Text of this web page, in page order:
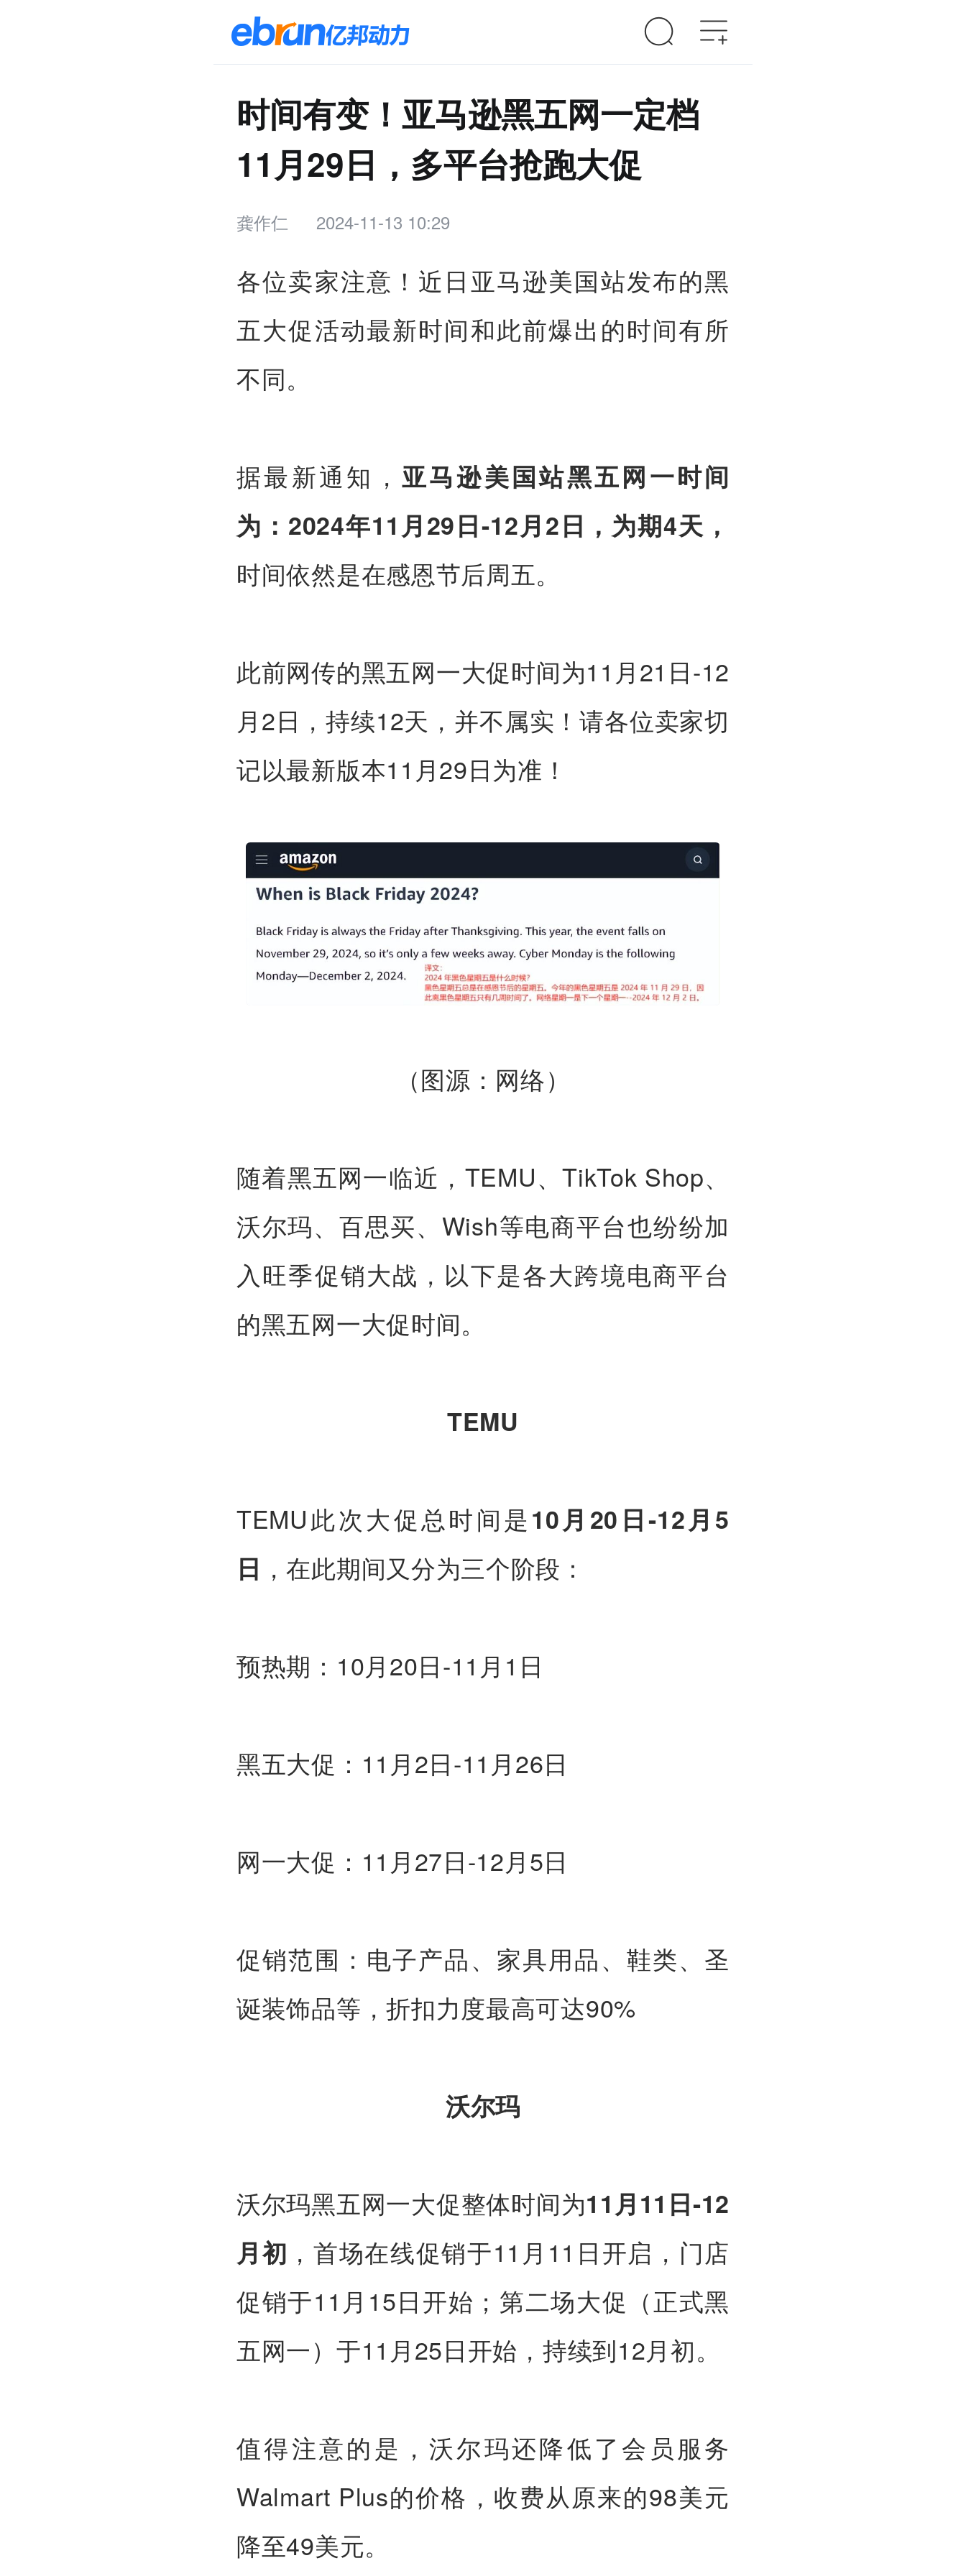
时间有变！亚马逊黑五网一定档
11月29日，多平台抢跑大促
龚作仁 2024-11-13 10:29
各位卖家注意！近日亚马逊美国站发布的黑
五大促活动最新时间和此前爆出的时间有所
不同。
据最新通知， 亚马逊美国站黑五网一时间
为：2024年11月29日-12月2日，为期4天，
时间依然是在感恩节后周五。
此前网传的黑五网一大促时间为11月21日-12
月2日，持续12天，并不属实！请各位卖家切
记以最新版本11月29日为准！
（图源：网络）
随着黑五网一临近，TEMU、TikTok Shop、
沃尔玛、百思买、Wish等电商平台也纷纷加
入旺季促销大战，以下是各大跨境电商平台
的黑五网一大促时间。
TEMU
TEMU此次大促总时间是10月20日-12月5
日 ，在此期间又分为三个阶段：
预热期：10月20日-11月1日
黑五大促：11月2日-11月26日
网一大促：11月27日-12月5日
促销范围：电子产品、家具用品、鞋类、圣
诞装饰品等，折扣力度最高可达90%
沃尔玛
沃尔玛黑五网一大促整体时间为11月11日-12
月初 ，首场在线促销于11月11日开启，门店
促销于11月15日开始；第二场大促（正式黑
五网一）于11月25日开始，持续到12月初。
值得注意的是，沃尔玛还降低了会员服务
Walmart Plus的价格，收费从原来的98美元
降至49美元。